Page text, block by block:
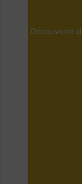
Découverte